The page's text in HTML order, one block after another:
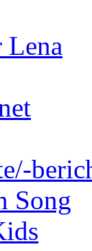
Lena
Song